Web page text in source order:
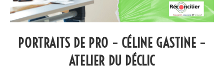
PORTRAITS DE PRO – CÉLINE GASTINE –
ATELIER DU DÉCLIC